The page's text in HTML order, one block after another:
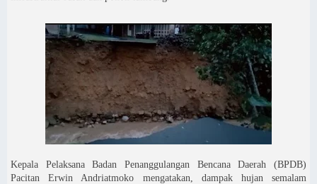
Kepala Pelaksana Badan Penanggulangan Bencana Daerah (BPDB)
Pacitan Erwin Andriatmoko mengatakan, dampak hujan semalam